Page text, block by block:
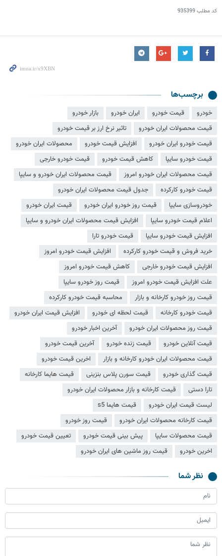
کد مطلب935399
برچسب‌ها
خودرو قیمت خودرو ایران خودرو
بازار خودرو
قیمت محصولات ایران خودرو
تاثیر نرخ ارز بر قیمت خودرو
قیمت خودرو ایران خودرو
افزایش قیمت خودرو
محصولات ایران خودرو
قیمت خودرو سایپا
کاهش قیمت خودرو
قیمت خودرو خارجی
قیمت محصولات ایران خودرو امروز
قیمت محصولات ایران خودرو و سایپا
قیمت خودرو کارکرده
جدول قیمت محصولات ایران خودرو
خودروسازی سایپا
قیمت روز خودرو ایران خودرو
قیمت ایران خودرو
اعلام قیمت خودرو سایپا
افزایش قیمت محصولات ایران خودرو و سایپا
افزایش قیمت خودرو سایپا
قیمت خودرو تارا
خرید فروش و قیمت خودرو کارکرده
افزایش قیمت خودرو امروز
افزایش قیمت خودرو خارجی
کاهش قیمت خودرو امروز
علت افزایش قیمت خودرو امروز
قیمت روز خودرو سایپا
قیمت روز خودرو کارخانه و بازار
محاسبه قیمت خودرو کارکرده
قیمت خودرو کارخانه
قیمت لحظه ای خودرو
افزایش قیمت ایران خودرو
قیمت روز محصولات ایران خودرو
آخرین اخبار خودرو
قیمت آنلاین خودرو
قیمت زنده خودرو
آخرین قیمت خودرو
قیمت محصولات ایران خودرو کارخانه و بازار
اخرین قیمت خودرو
قیمت گذاری خودرو
قیمت سورن پلاس بنزینی
قیمت هایما کارخانه
تارا دستی
قیمت کارخانه و بازار محصولات ایران خودرو
لیست قیمت ایران خودرو
قیمت هایما s5
قیمت کارخانه محصولات ایران خودرو
قیمت روز خودرو
قیمت محصولات سایپا
پیش بینی قیمت خودرو
تعیین قیمت خودرو
اخرین خودرو
قیمت روز ماشین های ایران خودرو
نظر شما